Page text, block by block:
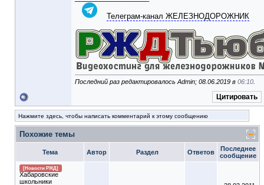
Телеграм-канал ЖЕЛЕЗНОДОРОЖНИК
Последний раз редактировалось Admin; 08.06.2019 в 06:10
Цитировать
Нажмите здесь, чтобы написать комментарий к этому сообщению
Похожие темы
Тема Автор Раздел Ответов
Последнее
сообщение
[Новости РЖД]
Хабаровские
школьники